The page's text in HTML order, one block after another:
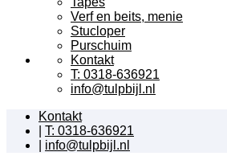
Verf en beits, menie
Stucloper
Purschuim
Kontakt
T: 0318-636921
info@tulpbijl.nl
Kontakt
T: 0318-636921
info@tulpbijl.nl